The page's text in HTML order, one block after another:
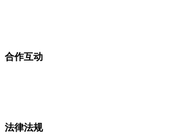
合作互动
法律法规